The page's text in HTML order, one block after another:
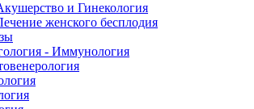
и Гинекология
женского бесплодия
- Иммунология